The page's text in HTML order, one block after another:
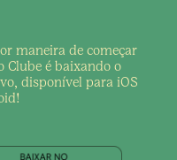
maneira de começar
Clube é baixando o
disponível para iOS